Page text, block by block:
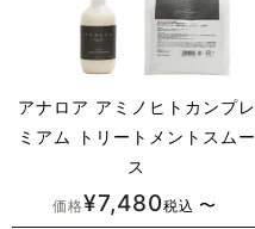
アナロア アミノヒトカンプレ
ミアム トリートメントスムー
ス
価格¥7,480税込 〜